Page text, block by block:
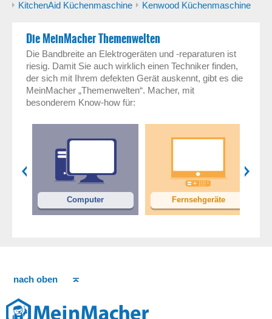
KitchenAid Küchenmaschine
Kenwood Küchenmaschine
Die MeinMacher Themenwelten
Die Bandbreite an Elektrogeräten und -reparaturen ist
riesig. Damit Sie auch wirklich einen Techniker finden,
der sich mit Ihrem defekten Gerät auskennt, gibt es die
MeinMacher „Themenwelten“. Macher, mit
besonderem Know-how für:
Computer Fernsehgeräte
nach oben